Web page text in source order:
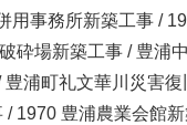
用事務所新築工事 /
砕場新築工事 / 豊浦
浦町礼文華川災害
1970 豊浦農業会館